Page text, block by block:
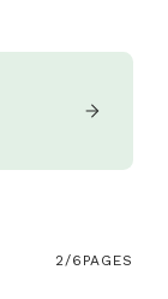
2/6 PAGES